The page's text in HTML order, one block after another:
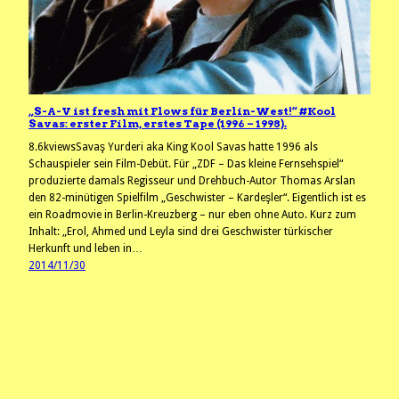
„S-A-V ist fresh mit Flows für Berlin-West!“ #Kool
Savas: erster Film, erstes Tape (1996 – 1998).
8.6kviewsSavaş Yurderi aka King Kool Savas hatte 1996 als
Schauspieler sein Film-Debüt. Für „ZDF – Das kleine Fernsehspiel“
produzierte damals Regisseur und Drehbuch-Autor Thomas Arslan
den 82-minütigen Spielfilm „Geschwister – Kardeşler“. Eigentlich ist es
ein Roadmovie in Berlin-Kreuzberg – nur eben ohne Auto. Kurz zum
Inhalt: „Erol, Ahmed und Leyla sind drei Geschwister türkischer
Herkunft und leben in…
2014/11/30